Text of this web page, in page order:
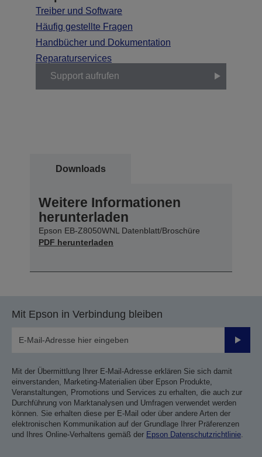
Treiber und Software
Häufig gestellte Fragen
Handbücher und Dokumentation
Reparaturservices
Support aufrufen
Downloads
Weitere Informationen
herunterladen
Epson EB-Z8050WNL Datenblatt/Broschüre
PDF herunterladen
Mit Epson in Verbindung bleiben
Mit der Übermittlung Ihrer E-Mail-Adresse erklären Sie sich damit
einverstanden, Marketing-Materialien über Epson Produkte,
Veranstaltungen, Promotions und Services zu erhalten, die auch zur
Durchführung von Marktanalysen und Umfragen verwendet werden
können. Sie erhalten diese per E-Mail oder über andere Arten der
elektronischen Kommunikation auf der Grundlage Ihrer Präferenzen
und Ihres Online-Verhaltens gemäß der Epson Datenschutzrichtlinie